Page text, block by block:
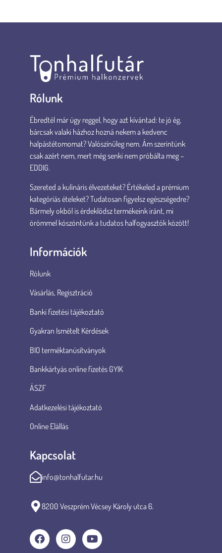
Rólunk
Ébredtél már úgy reggel, hogy azt kívántad: te jó ég,
bárcsak valaki házhoz hozná nekem a kedvenc
halpástétomomat? Valószínűleg nem. Ám szerintünk
csak azért nem, mert még senki nem próbálta meg –
EDDIG.
Szereted a kulináris élvezeteket? Értékeled a prémium
kategóriás ételeket? Tudatosan figyelsz egészségedre?
Bármely okból is érdeklődsz termékeink iránt, mi
örömmel köszöntünk a tudatos halfogyasztók között!
Információk
Rólunk
Vásárlás, Regisztráció
Banki fizetési tájékoztató
Gyakran Ismételt Kérdések
BIO terméktanúsítványok
Bankkártyás online fizetés GYIK
ÁSZF
Adatkezelési tájékoztató
Online Elállás
Kapcsolat
info@tonhalfutar.hu
8200 Veszprém Vécsey Károly utca 6.